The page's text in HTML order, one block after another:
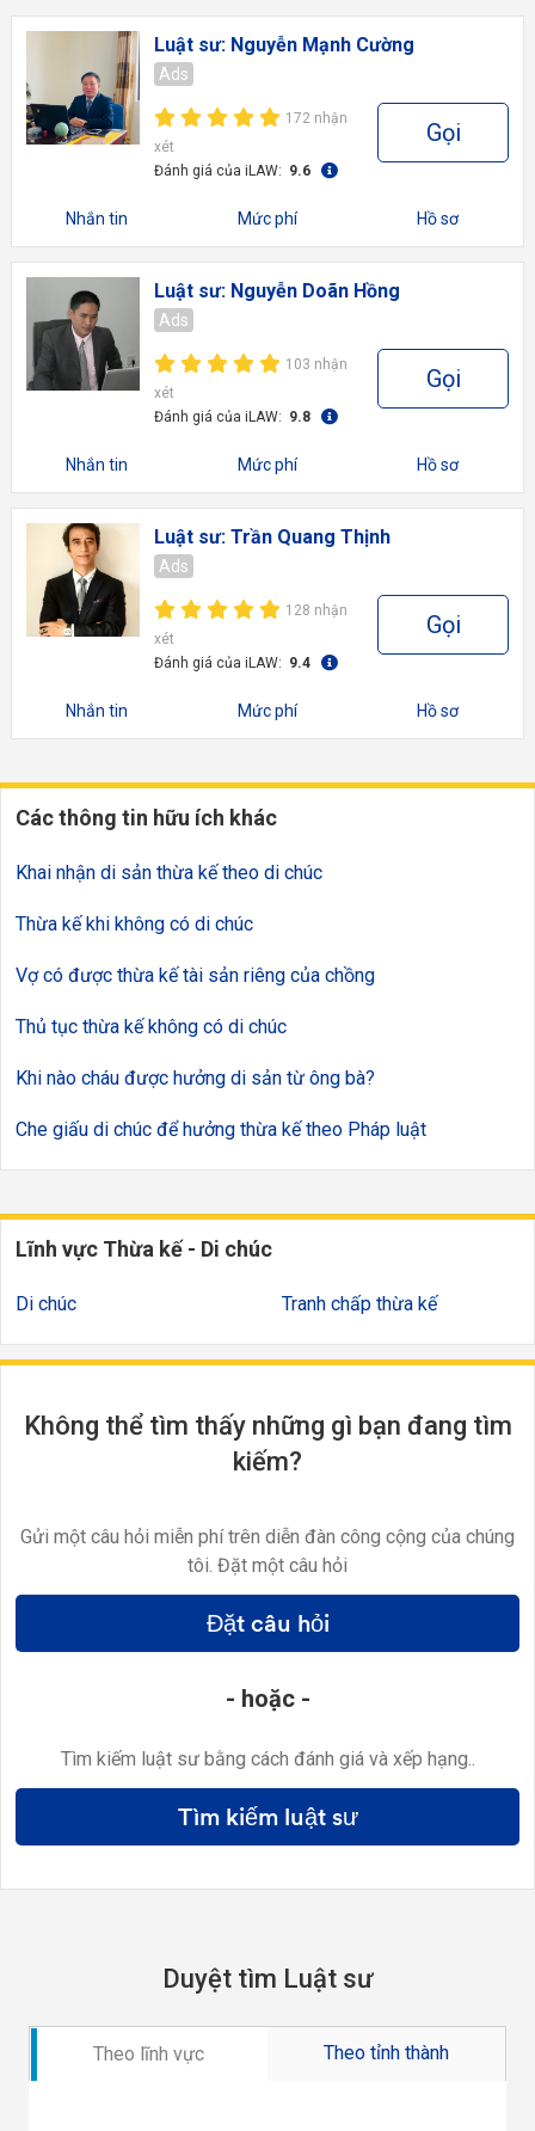
Luật sư: Nguyễn Mạnh Cường
Ads
172 nhận
xét
Đánh giá của iLAW: 9.6
Gọi
Nhắn tin Mức phí Hồ sơ
Luật sư: Nguyễn Doãn Hồng
Ads
103 nhận
xét
Đánh giá của iLAW: 9.8
Gọi
Nhắn tin Mức phí Hồ sơ
Luật sư: Trần Quang Thịnh
Ads
128 nhận
xét
Đánh giá của iLAW: 9.4
Gọi
Nhắn tin Mức phí Hồ sơ
Các thông tin hữu ích khác
Khai nhận di sản thừa kế theo di chúc
Thừa kế khi không có di chúc
Vợ có được thừa kế tài sản riêng của chồng
Thủ tục thừa kế không có di chúc
Khi nào cháu được hưởng di sản từ ông bà?
Che giấu di chúc để hưởng thừa kế theo Pháp luật
Lĩnh vực Thừa kế - Di chúc
Di chúc Tranh chấp thừa kế
Không thể tìm thấy những gì bạn đang tìm
kiếm?
Gửi một câu hỏi miễn phí trên diễn đàn công cộng của chúng
tôi. Đặt một câu hỏi
Đặt câu hỏi
- hoặc -
Tìm kiếm luật sư bằng cách đánh giá và xếp hạng..
Tìm kiếm luật sư
Duyệt tìm Luật sư
Theo lĩnh vực Theo tỉnh thành